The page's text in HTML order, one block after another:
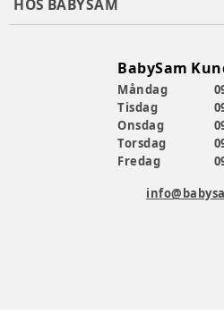
HOS BABYSAM
BabySam
Måndag
Tisdag
Onsdag
Torsdag
Fredag